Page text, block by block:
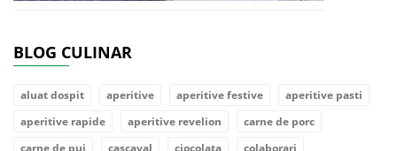
BLOG CULINAR
aluat dospit aperitive aperitive festive
aperitive pasti
aperitive rapide
aperitive revelion
carne de porc
carne de pui
cascaval ciocolata
colaborari